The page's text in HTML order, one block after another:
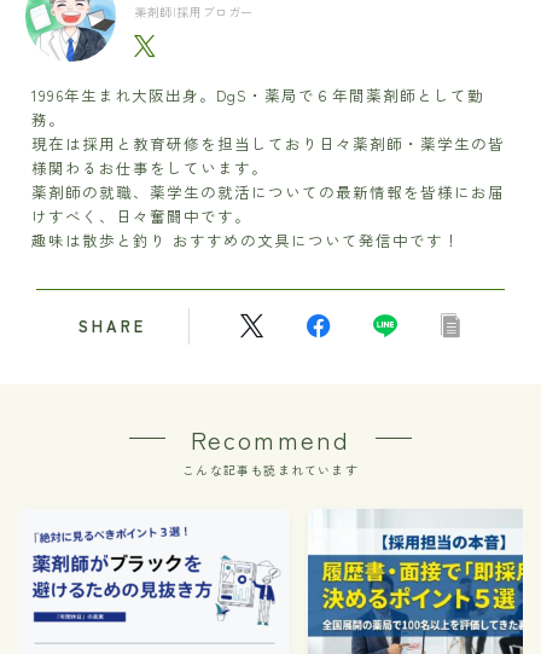
薬剤師|採用ブロガー
1996年生まれ大阪出身。DgS・薬局で６年間薬剤師として勤
務。
現在は採用と教育研修を担当しており日々薬剤師・薬学生の皆
様関わるお仕事をしています。
薬剤師の就職、薬学生の就活についての最新情報を皆様にお届
けすべく、日々奮闘中です。
趣味は散歩と釣り おすすめの文具について発信中です！
SHARE
Recommend
こんな記事も読まれています